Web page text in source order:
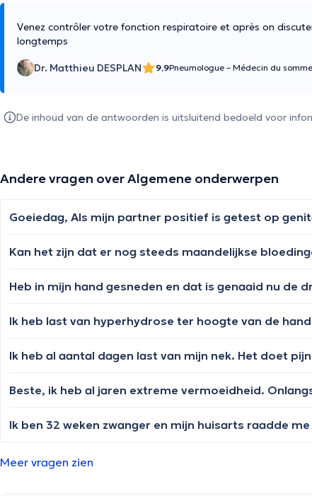
Venez contrôler votre fonction respiratoire et après on
longtemps
Dr. Matthieu DESPLAN 9,9Pneumologue – Médecin du
De inhoud van de antwoorden is uitsluitend bedoeld voor
Andere vragen over Algemene onderwerpen
Kan het zijn dat er nog steeds maandelijkse
Ik heb last van hyperhydrose ter hoogte van de
Ik heb al aantal dagen last van mijn nek. Het doet
Ik ben 32 weken zwanger en mijn huisarts raadde
Meer vragen zien